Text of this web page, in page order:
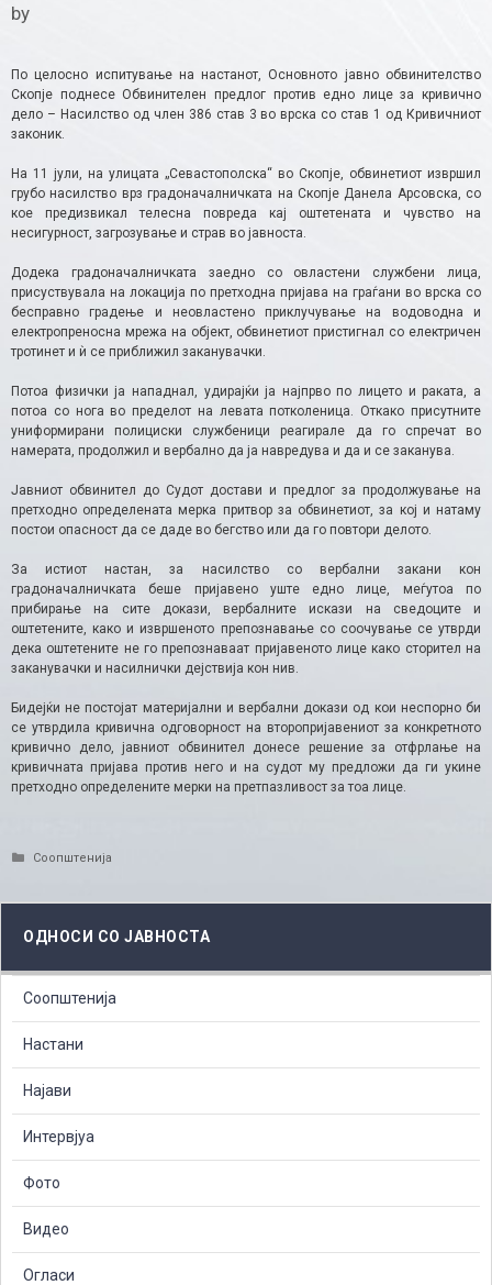
by
По целосно испитување на настанот, Основното јавно обвинителство
Скопје поднесе Обвинителен предлог против едно лице за кривично
дело – Насилство од член 386 став 3 во врска со став 1 од Кривичниот
законик.
На 11 јули, на улицата „Севастополска“ во Скопје, обвинетиот извршил
грубо насилство врз градоначалничката на Скопје Данела Арсовска, со
кое предизвикал телесна повреда кај оштетената и чувство на
несигурност, загрозување и страв во јавноста.
Додека градоначалничката заедно со овластени службени лица,
присуствувала на локација по претходна пријава на граѓани во врска со
бесправно градење и неовластено приклучување на водоводна и
електропреносна мрежа на објект, обвинетиот пристигнал со електричен
тротинет и ѝ се приближил заканувачки.
Потоа физички ја нападнал, удирајќи ја најпрво по лицето и раката, а
потоа со нога во пределот на левата потколеница. Откако присутните
униформирани полициски службеници реагирале да го спречат во
намерата, продолжил и вербално да ја навредува и да и се заканува.
Јавниот обвинител до Судот достави и предлог за продолжување на
претходно определената мерка притвор за обвинетиот, за кој и натаму
постои опасност да се даде во бегство или да го повтори делото.
За истиот настан, за насилство со вербални закани кон
градоначалничката беше пријавено уште едно лице, меѓутоа по
прибирање на сите докази, вербалните искази на сведоците и
оштетените, како и извршеното препознавање со соочување се утврди
дека оштетените не го препознаваат пријавеното лице како сторител на
заканувачки и насилнички дејствија кон нив.
Бидејќи не постојат материјални и вербални докази од кои неспорно би
се утврдила кривична одговорност на второпријавениот за конкретното
кривично дело, јавниот обвинител донесе решение за отфрлање на
кривичната пријава против него и на судот му предложи да ги укине
претходно определените мерки на претпазливост за тоа лице.
Categories
Соопштенија
ОДНОСИ СО ЈАВНОСТА
Соопштенија
Настани
Најави
Интервјуа
Фото
Видео
Огласи